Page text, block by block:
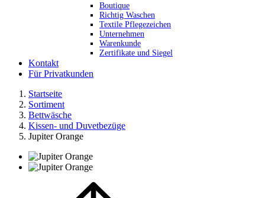
Boutique
Richtig Waschen
Textile Pflegezeichen
Unternehmen
Warenkunde
Zertifikate und Siegel
Kontakt
Für Privatkunden
Startseite
Sortiment
Bettwäsche
Kissen- und Duvetbezüge
Jupiter Orange